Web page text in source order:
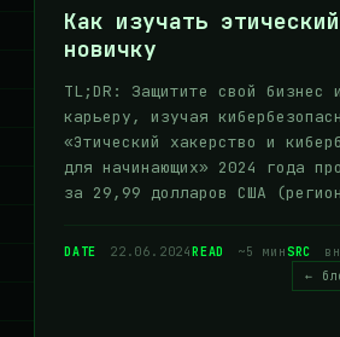
Как изучать
новичку
TL;DR: Защитите свой бизнес
карьеру, изучая
«Этический хакерство и
для начинающих» 2024 года
за 29,99 долларов США
DATE 22.06.2024READ ~5 минSRC
←